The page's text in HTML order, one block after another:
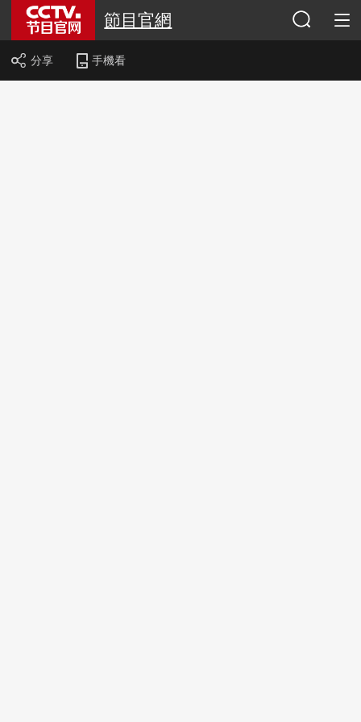
節目官網
分享 手機看